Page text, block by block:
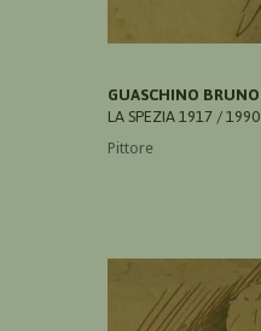
GUASCHINO BRUNO
LA SPEZIA 1917 / 1990
Pittore